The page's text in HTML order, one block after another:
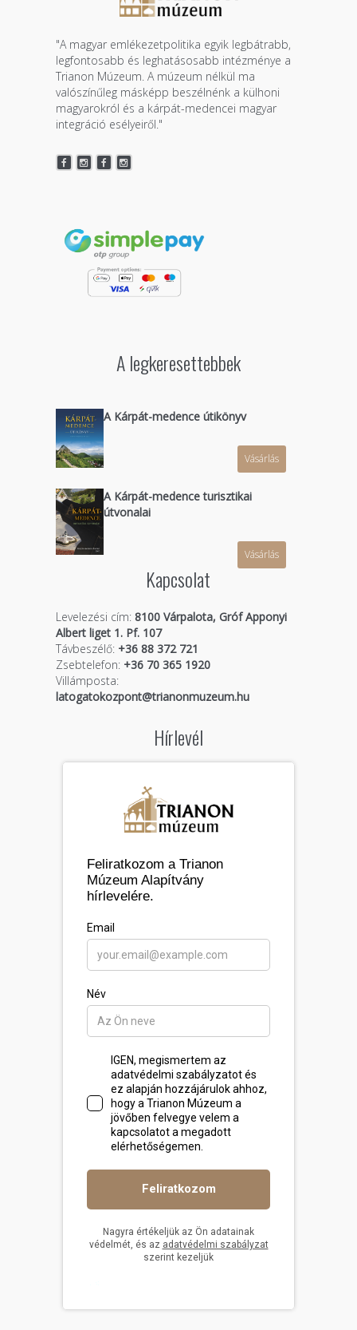
"A magyar emlékezetpolitika egyik legbátrabb,
legfontosabb és leghatásosabb intézménye a
Trianon Múzeum. A múzeum nélkül ma
valószínűleg másképp beszélnénk a külhoni
magyarokról és a kárpát-medencei magyar
integráció esélyeiről."
A legkeresettebbek
A Kárpát-medence útikönyv
Vásárlás
A Kárpát-medence turisztikai
útvonalai
Vásárlás
Kapcsolat
Levelezési cím: 8100 Várpalota, Gróf Apponyi
Albert liget 1. Pf. 107
Távbeszélő:+36 88 372 721
Zsebtelefon:+36 70 365 1920
Villámposta:
latogatokozpont@trianonmuzeum.hu
Hírlevél